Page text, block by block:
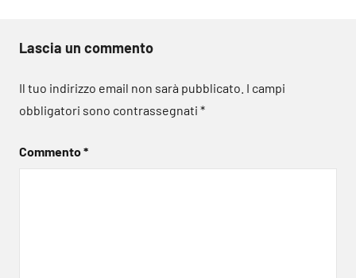
Lascia un commento
Il tuo indirizzo email non sarà pubblicato. I campi
obbligatori sono contrassegnati *
Commento*